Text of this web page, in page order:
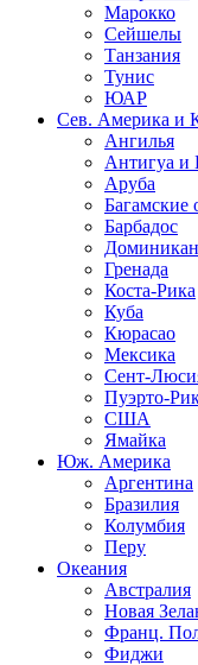
Марокко
Сейшелы
Танзания
Тунис
ЮАР
Сев. Америка и
Ангилья
Антигуа и
Аруба
Багамские
Барбадос
Гренада
Коста-Рика
Куба
Кюрасао
Мексика
Сент-
Пуэрто-
США
Ямайка
Юж. Америка
Аргентина
Бразилия
Колумбия
Перу
Океания
Австралия
Новая
Франц.
Фиджи